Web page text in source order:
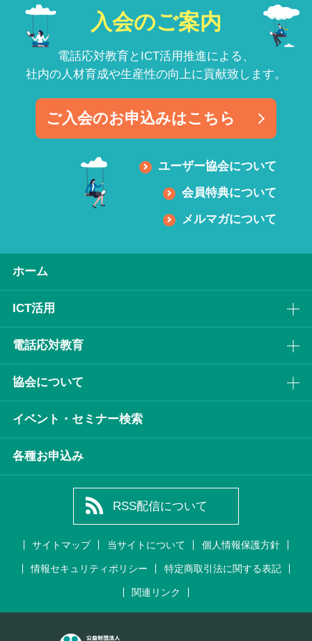
入会のご案内
電話応対教育とICT活用推進による、
社内の人材育成や生産性の向上に貢献致します。
ご入会のお申込みはこちら
ユーザー協会について
会員特典について
メルマガについて
ホーム
ICT活⽤
電話応対教育
協会について
イベント・セミナー検索
各種お申込み
RSS配信について
サイトマップ 当サイトについて 個人情報保護方針
情報セキュリティポリシー 特定商取引法に関する表記
関連リンク